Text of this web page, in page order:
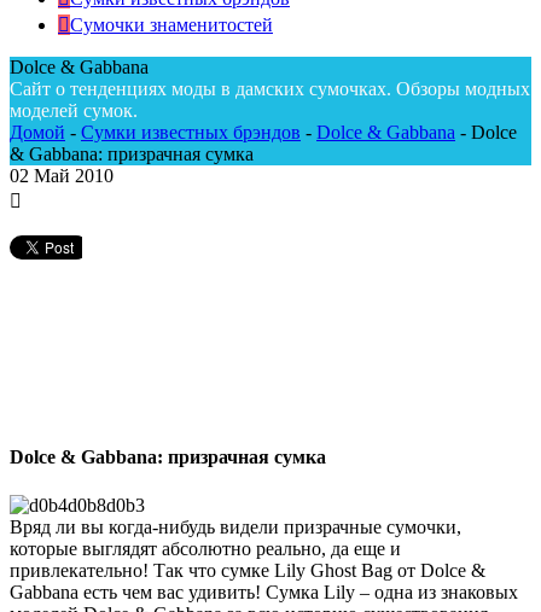
Сумочки знаменитостей
Dolce & Gabbana
Сайт о тенденциях моды в дамских сумочках. Обзоры модных
моделей сумок.
Домой - Сумки известных брэндов - Dolce & Gabbana - Dolce
& Gabbana: призрачная сумка
02 Май 2010
Dolce & Gabbana: призрачная сумка
Вряд ли вы когда-нибудь видели призрачные сумочки,
которые выглядят абсолютно реально, да еще и
привлекательно! Так что сумке Lily Ghost Bag от Dolce &
Gabbana есть чем вас удивить! Сумка Lily – одна из знаковых